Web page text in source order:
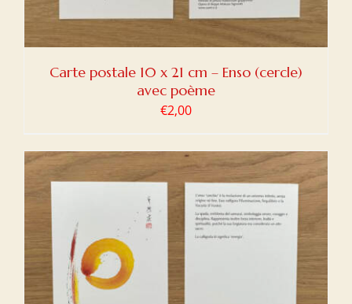
Carte postale 10 x 21 cm – Enso (cercle)
avec poème
€2,00